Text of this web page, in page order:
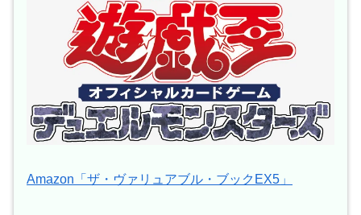
Amazon「ザ・ヴァリュアブル・ブックEX5」